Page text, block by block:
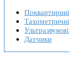
Датчики